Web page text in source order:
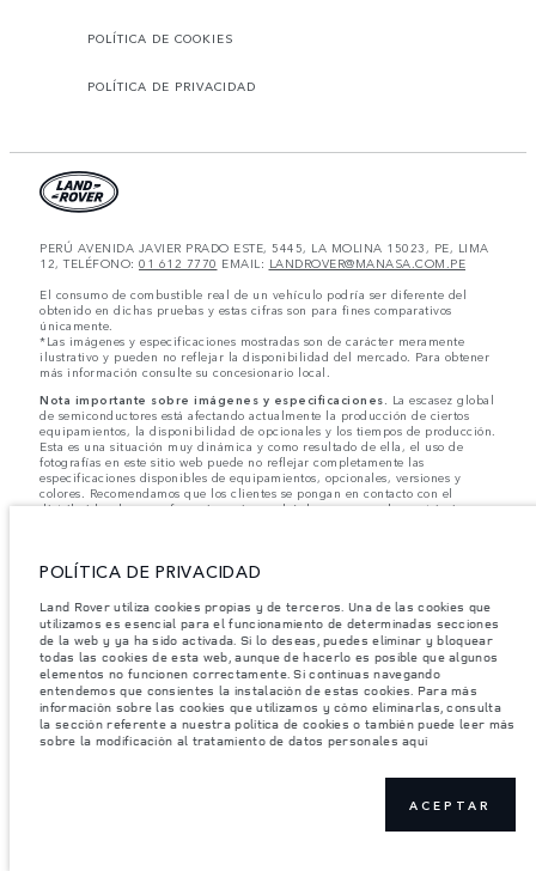
POLÍTICA DE COOKIES
POLÍTICA DE PRIVACIDAD
PERÚ AVENIDA JAVIER PRADO ESTE, 5445, LA MOLINA 15023, PE, LIMA
12, TELÉFONO: 01 612 7770 EMAIL: LANDROVER@MANASA.COM.PE
El consumo de combustible real de un vehículo podría ser diferente del
obtenido en dichas pruebas y estas cifras son para fines comparativos
únicamente.
*Las imágenes y especificaciones mostradas son de carácter meramente
ilustrativo y pueden no reflejar la disponibilidad del mercado. Para obtener
más información consulte su concesionario local.
Nota importante sobre imágenes y especificaciones.
La escasez global
de semiconductores está afectando actualmente la producción de ciertos
equipamientos, la disponibilidad de opcionales y los tiempos de producción.
Esta es una situación muy dinámica y como resultado de ella, el uso de
fotografías en este sitio web puede no reflejar completamente las
especificaciones disponibles de equipamientos, opcionales, versiones y
colores. Recomendamos que los clientes se pongan en contacto con el
distribuidor de su preferencia, quien podrá dar a conocer las restricciones
Jaguar Land Rover Limited busca constantemente nuevas formas de mejorar
accesorios, por lo que se producen modificaciones de forma continua y sin
previo aviso. Según el modelo, algunas funciones serán opcionales o
vendrán incluidas de serie. La información, las especificaciones, los motores
y los colores que aparecen en esta página web se basan en las
especificaciones europeas. Estos pueden variar en función del mercado y
pueden ser modificados sin previo aviso. Algunos vehículos se muestran con
equipamiento opcional y accesorios originales que pueden no estar
disponibles en todos los mercados. Ponte en contacto con tu concesionario
local para consultar disponibilidad y precios.
Asegúrese de que el Peso Bruto del Vehículo y las Cargas Máximas por Eje no se
excedan al cargar el vehículo con accesorios, ocupantes, fluidos y combustibles, y
POLÍTICA DE PRIVACIDAD
Land Rover utiliza cookies propias y de terceros. Una de las cookies que
utilizamos es esencial para el funcionamiento de determinadas secciones
de la web y ya ha sido activada. Si lo deseas, puedes eliminar y bloquear
todas las cookies de esta web, aunque de hacerlo es posible que algunos
elementos no funcionen correctamente. Si continuas navegando
entendemos que consientes la instalación de estas cookies. Para más
información sobre las cookies que utilizamos y cómo eliminarlas, consulta
la sección referente a nuestra política de cookies o también puede leer más
sobre la modificación al tratamiento de datos personales aquí
ACEPTAR